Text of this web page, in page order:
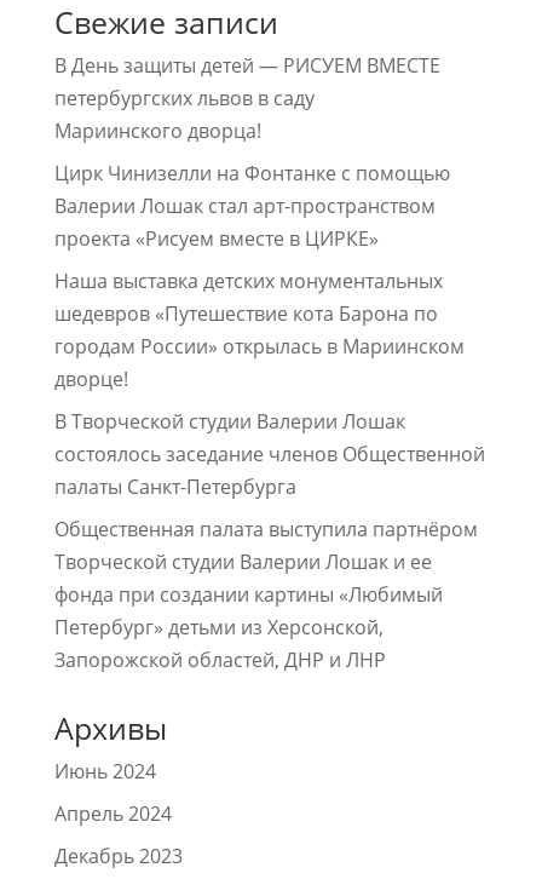
Свежие записи
В День защиты детей — РИСУЕМ ВМЕСТЕ
петербургских львов в саду
Мариинского дворца!
Цирк Чинизелли на Фонтанке с помощью
Валерии Лошак стал арт-пространством
проекта «Рисуем вместе в ЦИРКЕ»
Наша выставка детских монументальных
шедевров «Путешествие кота Барона по
городам России» открылась в Мариинском
дворце!
В Творческой студии Валерии Лошак
состоялось заседание членов Общественной
палаты Санкт-Петербурга
Общественная палата выступила партнёром
Творческой студии Валерии Лошак и ее
фонда при создании картины «Любимый
Петербург» детьми из Херсонской,
Запорожской областей, ДНР и ЛНР
Архивы
Июнь 2024
Апрель 2024
Декабрь 2023